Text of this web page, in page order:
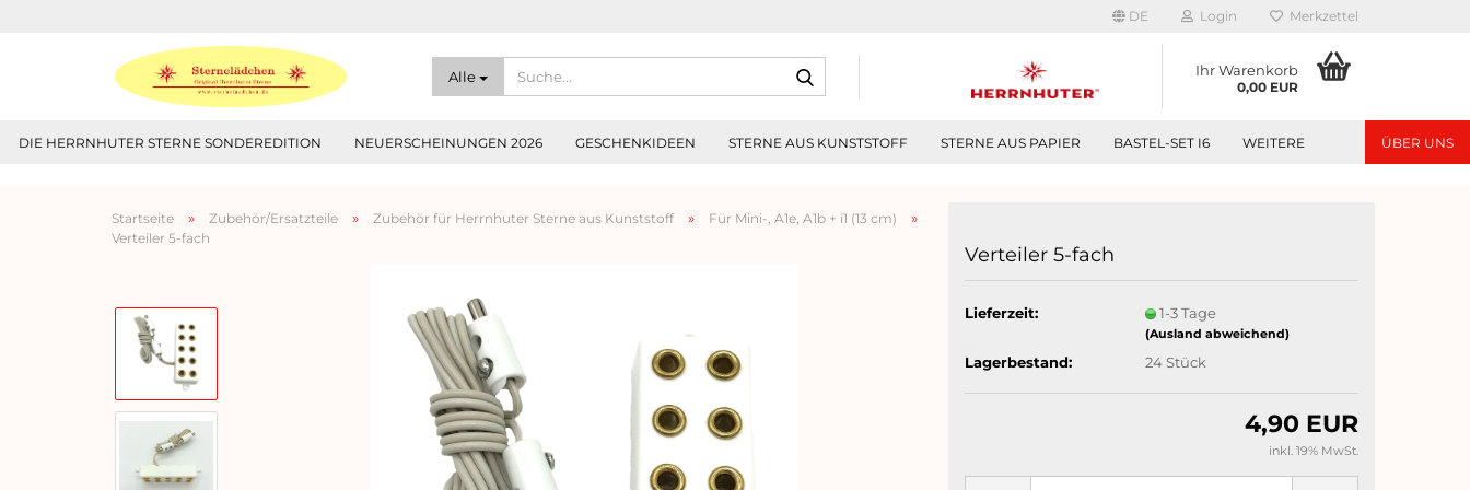
DE Login Merkzettel
Alle Ihr Warenkorb
0,00 EUR
DIE HERRNHUTER STERNE SONDEREDITION NEUERSCHEINUNGEN 2026 GESCHENKIDEEN STERNE AUS KUNSTSTOFF STERNE AUS PAPIER BASTEL-SET I6 ÜBER UNS
WEITERE
Startseite » Zubehör/Ersatzteile » Zubehör für Herrnhuter Sterne aus Kunststoff » Für Mini-, A1e, A1b + i1 (13 cm) »
Verteiler 5-fach
Verteiler 5-fach
Lieferzeit: 1-3 Tage
(Ausland abweichend)
Lagerbestand: 24Stück
4,90 EUR
inkl. 19% MwSt.